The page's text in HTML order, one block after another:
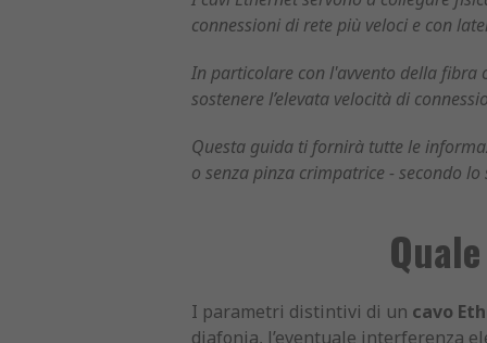
connessioni di rete più veloci e con
In particolare con l'avvento della fibra
sostenere l’elevata velocità di
Questa guida ti fornirà tutte le
o senza pinza crimpatrice - secondo
I parametri distintivi di un cavo
diafonia, l’eventuale interferenza